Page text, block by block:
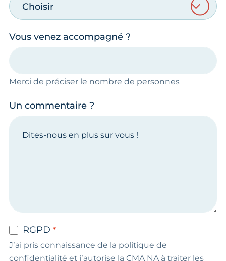
Choisir
Vous venez accompagné ?
Merci de préciser le nombre de personnes
Un commentaire ?
RGPD
J’ai pris connaissance de la politique de
confidentialité et j’autorise la CMA NA à traiter les